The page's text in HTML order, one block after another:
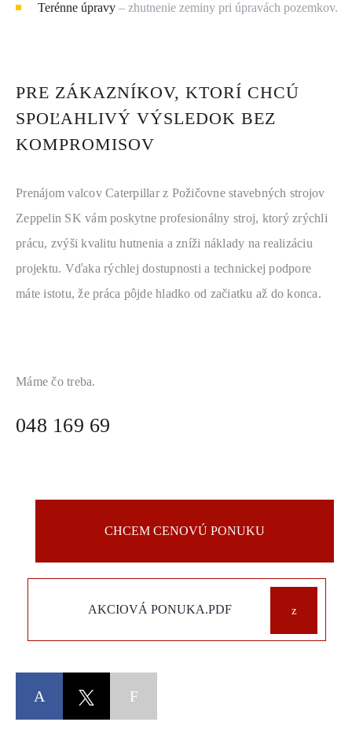
Terénne úpravy – zhutnenie zeminy pri úpravách pozemkov.
PRE ZÁKAZNÍKOV, KTORÍ CHCÚ
SPOĽAHLIVÝ VÝSLEDOK BEZ
KOMPROMISOV
Prenájom valcov Caterpillar z Požičovne stavebných strojov
Zeppelin SK vám poskytne profesionálny stroj, ktorý zrýchli
prácu, zvýši kvalitu hutnenia a zníži náklady na realizáciu
projektu. Vďaka rýchlej dostupnosti a technickej podpore
máte istotu, že práca pôjde hladko od začiatku až do konca.
Máme čo treba.
048 169 69
CHCEM CENOVÚ PONUKU
AKCIOVÁ PONUKA.PDF